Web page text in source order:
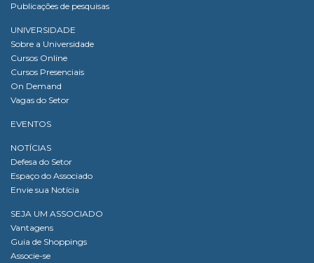
Publicações de pesquisas
UNIVERSIDADE
Sobre a Universidade
Cursos Online
Cursos Presenciais
On Demand
Vagas do Setor
EVENTOS
NOTÍCIAS
Defesa do Setor
Espaço do Associado
Envie sua Notícia
SEJA UM ASSOCIADO
Vantagens
Guia de Shoppings
Associe-se